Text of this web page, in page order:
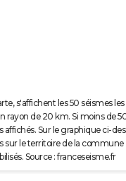
s'affichent les 50 séismes
rayon de 20 km. Si moins de
affichés. Sur le graphique ci-
sur le territoire de la commune
Source : franceseisme.fr